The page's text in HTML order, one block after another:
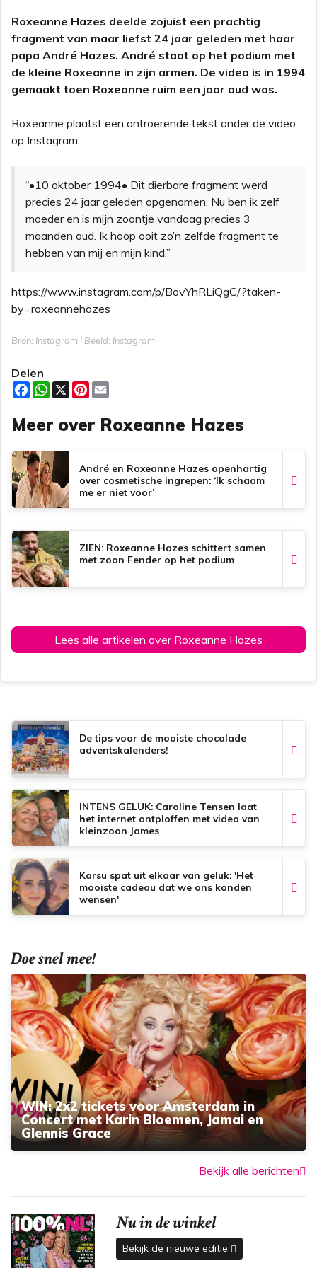
Roxeanne Hazes deelde zojuist een prachtig
fragment van maar liefst 24 jaar geleden met haar
papa André Hazes. André staat op het podium met
de kleine Roxeanne in zijn armen. De video is in 1994
gemaakt toen Roxeanne ruim een jaar oud was.
Roxeanne plaatst een ontroerende tekst onder de video
op Instagram:
“•10 oktober 1994• Dit dierbare fragment werd
precies 24 jaar geleden opgenomen. Nu ben ik zelf
moeder en is mijn zoontje vandaag precies 3
maanden oud. Ik hoop ooit zo’n zelfde fragment te
hebben van mij en mijn kind.”
https://www.instagram.com/p/BovYhRLiQgC/?taken-
by=roxeannehazes
Bron: Instagram | Beeld: Instagram
Delen
F
a
e
b
o
k
W
h
t
s
p
p
X
P
t
e
e
s
t
i
l
Meer over Roxeanne Hazes
André en Roxeanne Hazes openhartig
over cosmetische ingrepen: ‘Ik schaam
me er niet voor’
ZIEN: Roxeanne Hazes schittert samen
met zoon Fender op het podium
Lees alle artikelen over Roxeanne Hazes
De tips voor de mooiste chocolade
adventskalenders!
INTENS GELUK: Caroline Tensen laat
het internet ontploffen met video van
kleinzoon James
Karsu spat uit elkaar van geluk: 'Het
mooiste cadeau dat we ons konden
wensen'
Doe snel mee!
WIN: 2x2 tickets voor Amsterdam in
Concert met Karin Bloemen, Jamai en
Glennis Grace
Bekijk alle berichten
Nu in de winkel
Bekijk de nieuwe editie